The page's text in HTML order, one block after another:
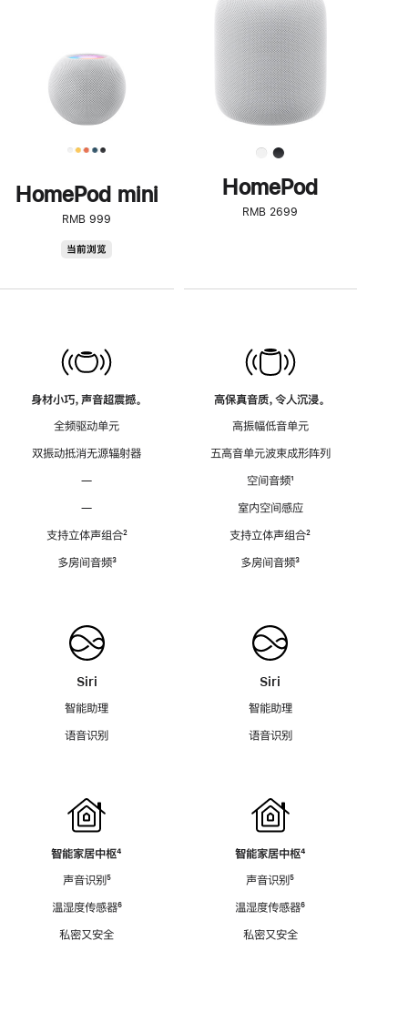
HomePod mini
RMB 999
当前浏览
身材小巧，声音超震撼。
全频驱动单元
双振动抵消无源辐射器
—
—
支持立体声组合脚
²
多房间音频脚
³
Siri
智能助理
语音识别
智能家居中枢脚
⁴
声音识别脚
⁵
温湿度传感器脚
⁶
私密又安全
了
解
HomePod<
HomePod
RMB 2699
高保真音质，令人沉浸。
高振幅低音单元
五高音单元波束成形阵列
空间音频脚
¹
室内空间感应
支持立体声组合脚
²
多房间音频脚
³
Siri
智能助理
语音识别
智能家居中枢脚
⁴
声音识别脚
⁵
温湿度传感器脚
⁶
私密又安全